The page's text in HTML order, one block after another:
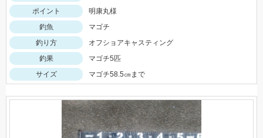
ポイント
明康丸様
釣魚
マゴチ
釣り方
オフショアキャスティング
釣果
マゴチ5匹
サイズ
マゴチ58.5㎝まで